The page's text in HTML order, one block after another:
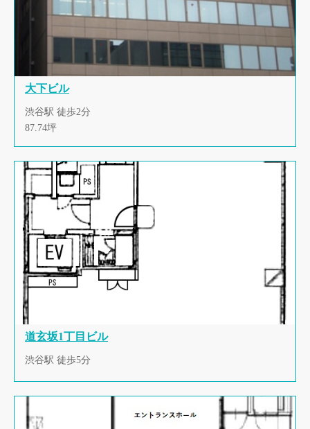
大下ビル
渋谷駅 徒歩2分
87.74坪
道玄坂1丁目ビル
渋谷駅 徒歩5分